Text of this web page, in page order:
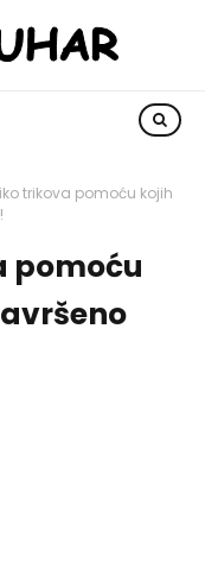
trikova pomoću kojih
pomoću